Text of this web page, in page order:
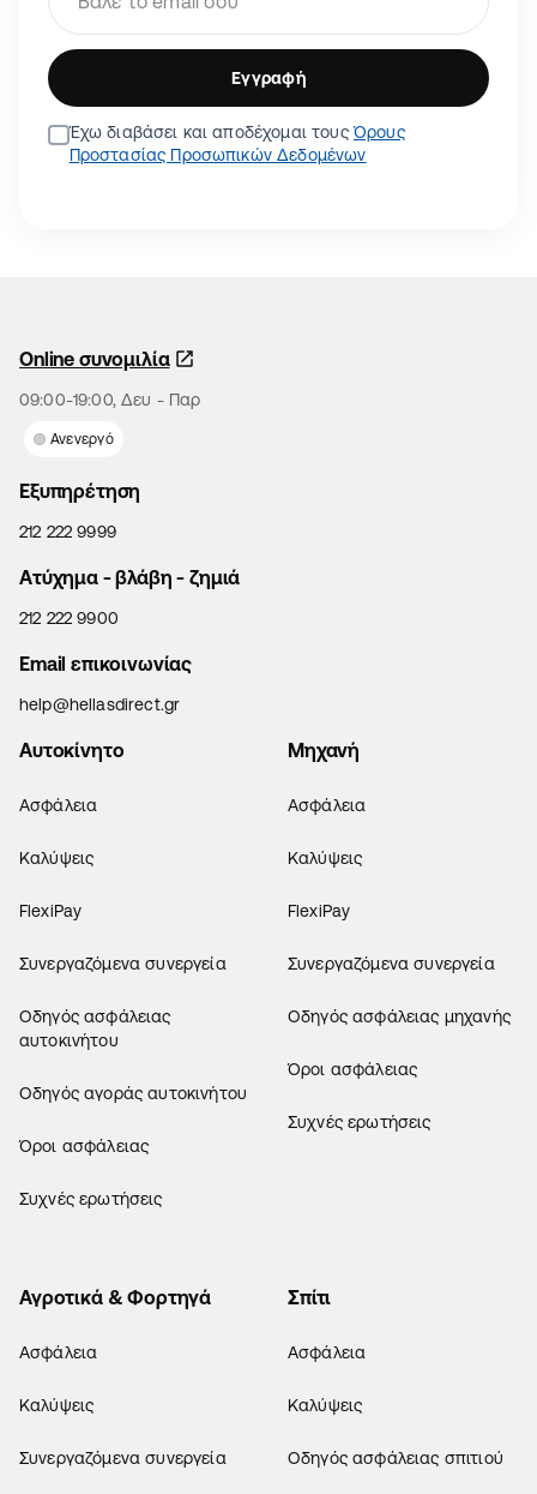
Εγγραφή
Έχω διαβάσει και αποδέχομαι τουςΌρους
Προστασίας Προσωπικών Δεδομένων
Online συνομιλία
09:00-19:00, Δευ - Παρ
Ανενεργό
Εξυπηρέτηση
212 222 9999
Aτύχημα - βλάβη - ζημιά
212 222 9900
Email επικοινωνίας
help@hellasdirect.gr
Αυτοκίνητο
Ασφάλεια
Καλύψεις
FlexiPay
Συνεργαζόμενα συνεργεία
Οδηγός ασφάλειας
αυτοκινήτου
Οδηγός αγοράς αυτοκινήτου
Όροι ασφάλειας
Συχνές ερωτήσεις
Μηχανή
Ασφάλεια
Καλύψεις
FlexiPay
Συνεργαζόμενα συνεργεία
Οδηγός ασφάλειας μηχανής
Όροι ασφάλειας
Συχνές ερωτήσεις
Αγροτικά & Φορτηγά
Ασφάλεια
Καλύψεις
Συνεργαζόμενα συνεργεία
Σπίτι
Ασφάλεια
Καλύψεις
Οδηγός ασφάλειας σπιτιού